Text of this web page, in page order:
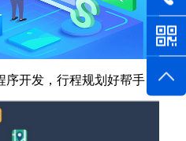
序开发，行程规划好帮手